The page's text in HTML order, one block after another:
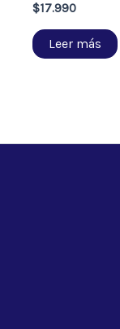
$17.990
Leer más